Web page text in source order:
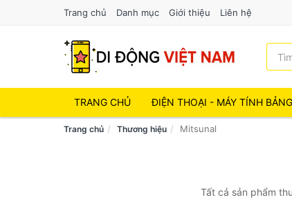
Trang chủ Danh mục Giới thiệu Liên hệ
TRANG CHỦ ĐIỆN THOẠI - MÁY TÍNH BẢNG
Trang chủ Thương hiệu Mitsunal
Tất cả sản phẩm